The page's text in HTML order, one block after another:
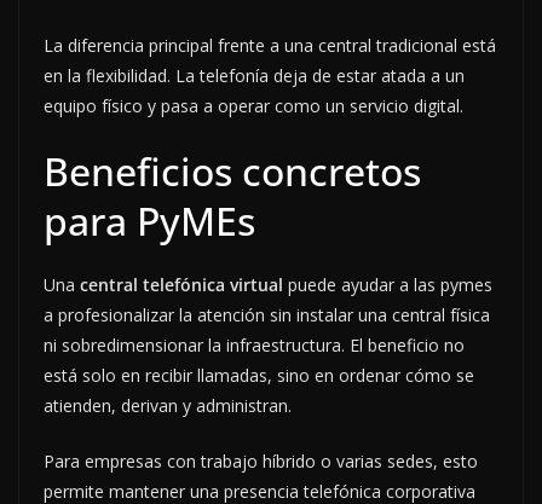
La diferencia principal frente a una central tradicional está
en la flexibilidad. La telefonía deja de estar atada a un
equipo físico y pasa a operar como un servicio digital.
Beneficios concretos
para PyMEs
Una central telefónica virtual puede ayudar a las pymes
a profesionalizar la atención sin instalar una central física
ni sobredimensionar la infraestructura. El beneficio no
está solo en recibir llamadas, sino en ordenar cómo se
atienden, derivan y administran.
Para empresas con trabajo híbrido o varias sedes, esto
permite mantener una presencia telefónica corporativa